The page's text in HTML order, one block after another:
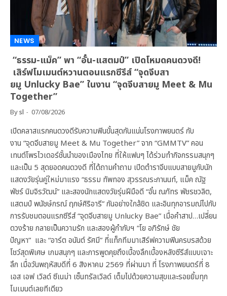
NEWS
“ธรรม-แม็ค” พา “อั๋น-แสตมป์” เปิดโหมดคนดวงดี!
เสิร์ฟโมเมนต์หวานตอนแรกซีรีส์ “จุดจีบสา
ยมู Unlucky Bae” ในงาน “จุดจีบสายมู Meet & Mu
Together”
Bysl 07/08/2026
เปิดคลาสแรกคนดวงดีรับความฟินขั้นสุดกันแน่นโรงภาพยนตร์ กับ
งาน “จุดจีบสายมู Meet & Mu Together” จาก “GMMTV” คอน
เทนต์โพรไวเดอร์ชั้นนำของเมืองไทย ที่ให้แฟนๆ ได้ร่วมทำกิจกรรมสนุกๆ
และเป็น 5 สุดยอดคนดวงดี ที่ได้ถามคำถาม เปิดตำราจีบแบบสายมูกับนัก
แสดงวัยรุ่นคู่ใหม่มาแรง “ธรรม ทัพทอง สุวรรณระกานนท์, แม็ค ณัฐ
พัชร์ นิมจิรวัฒน์” และสองนักแสดงวัยรุ่นฝีมือดี “อั๋น ณภัทร พัชรชวลิต,
แสตมป์ พนัชษ์กรณ์ ฤกษ์ศิริอารี” กันอย่างใกล้ชิด และอินทุกอารมณ์ไปกับ
การรับชมตอนแรกซีรีส์ “จุดจีบสายมู Unlucky Bae” เมื่อคำสาป…เปลี่ยน
ดวงร้าย กลายเป็นความรัก และสองผู้กำกับฯ “โย อภิรักษ์ ชัย
ปัญหา” และ “อาร์ต อนันต์ รัศมี” ที่แท็กทีมมาเสิร์ฟความฟินครบรสด้วย
โชว์สุดพิเศษ เกมสนุกๆ และการพูดคุยถึงเบื้องลึกเบื้องหลังซีรีส์แบบเจาะ
ลึก เมื่อวันพฤหัสบดีที่ 6 สิงหาคม 2569 ที่ผ่านมา ที่ โรงภาพยนตร์ที่ 8
เอส เอฟ เวิลด์ ซีเนม่า เซ็นทรัลเวิลด์ เต็มไปด้วยความสุขและรอยยิ้มทุก
โมเมนต์เลยทีเดียว